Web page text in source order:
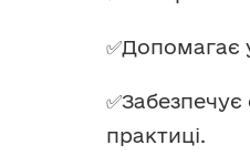
✅Допомагає
практиці.